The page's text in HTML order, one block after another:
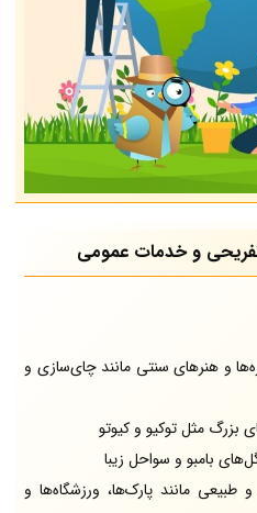
و خدمات عمومی
و هنرهای سنتی مانند چای‌سازی و
بزرگ مثل توکیو و کیوتو
بامبو و سواحل زیبا
مانند پارک‌ها، ورزشگاه‌ها و